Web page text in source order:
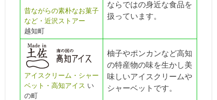
昔ながらの素朴なお菓子
など・近沢ストアー
越知町
ならではの身近な食品を
扱っています。
アイスクリーム・シャー
ベット・高知アイス い
の町
柚子やポンカンなど高知
の特産物の味を生かし美
味しいアイスクリームや
シャーベットです。